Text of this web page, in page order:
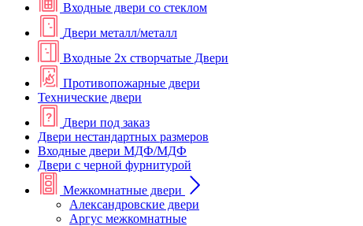
Входные двери со стеклом
Двери металл/металл
Входные 2х створчатые Двери
Противопожарные двери
Технические двери
Двери под заказ
Двери нестандартных размеров
Входные двери МДФ/МДФ
Двери с черной фурнитурой
Межкомнатные двери
Александровские двери
Аргус межкомнатные